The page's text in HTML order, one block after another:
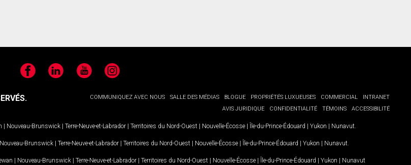
FacebookLinkedIn YouTubeInstagram
COMMUNIQUEZ AVEC NOUS SALLE DES MÉDIAS BLOGUE PROPRIÉTÉS LUXUEUSES COMMERCIAL
INTRANET
AVIS JURIDIQUE
CONFIDENTIALITÉ TÉMOINS ACCESSIBILITÉ
| Nouveau-Brunswick | Terre-Neuve-et-Labrador | Territoires du Nord-Ouest | Nouvelle-Écosse | Île-du-Prince-Édouard | Yukon | Nunavut
Nouveau-Brunswick | Terre-Neuve-et-Labrador | Territoires du Nord-Ouest | Nouvelle-Écosse | Île-du-Prince-Édouard | Yukon | Nunavut
| Nouveau-Brunswick | Terre-Neuve-et-Labrador | Territoires du Nord-Ouest | Nouvelle-Écosse | Île-du-Prince-Édouard | Yukon | Nunavut